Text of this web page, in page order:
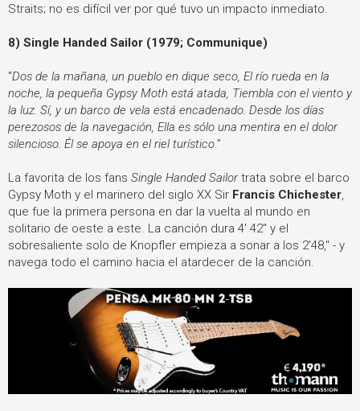
Straits; no es difícil ver por qué tuvo un impacto inmediato.
8) Single Handed Sailor (1979; Communique)
"Dos de la mañana, un pueblo en dique seco, El río rueda en la
noche, la pequeña Gypsy Moth está atada, Tiembla con el viento y
la luz. Sí, y un barco de vela está encadenado. Desde los días
perezosos de la navegación, Ella es sólo una mentira en el dolor
silencioso. Él se apoya en el riel turístico.”
La favorita de los fans Single Handed Sailortrata sobre el barco
Gypsy Moth y el marinero del siglo XX Sir Francis Chichester
que fue la primera persona en dar la vuelta al mundo en
solitario de oeste a este. La canción dura 4' 42" y el
sobresaliente solo de Knopfler empieza a sonar a los 2'48," - y
navega todo el camino hacia el atardecer de la canción.